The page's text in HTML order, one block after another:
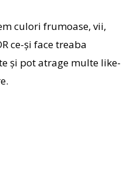
culori frumoase, vii,
ce-și face treaba
și pot atrage multe like-